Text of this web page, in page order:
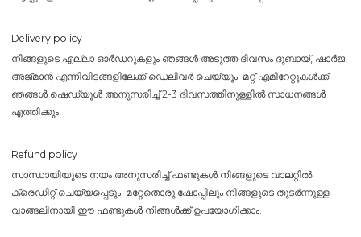
Delivery policy
നിങ്ങളുടെ എല്ലാ ഓർഡറുകളും ഞങ്ങൾ അടുത്ത ദിവസം ദുബായ്, ഷാർജ,
അജ്മാൻ എന്നിവിടങ്ങളിലേക്ക് ഡെലിവർ ചെയ്യും. മറ്റ് എമിറേറ്റുകൾക്ക്
ഞങ്ങൾ ഷെഡ്യൂൾ അനുസരിച്ച് 2-3 ദിവസത്തിനുള്ളിൽ സാധനങ്ങൾ
എത്തിക്കും.
Refund policy
സാന്ധായിയുടെ നയം അനുസരിച്ച് ഫണ്ടുകൾ നിങ്ങളുടെ വാലറ്റിൽ
ക്രെഡിറ്റ് ചെയ്യപ്പെടും. മറ്റേതൊരു ഷോപ്പിലും നിങ്ങളുടെ തുടർന്നുള്ള
വാങ്ങലിനായി ഈ ഫണ്ടുകൾ നിങ്ങൾക്ക് ഉപയോഗിക്കാം.